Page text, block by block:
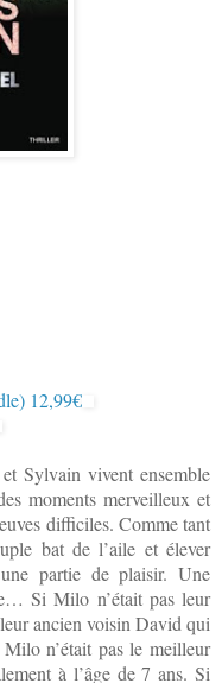
12,99€
Sylvain vivent ensemble
moments merveilleux et
difficiles. Comme tant
bat de l’aile et élever
partie de plaisir. Une
Si Milo n’était pas leur
ancien voisin David qui
n’était pas le meilleur
à l’âge de 7 ans. Si